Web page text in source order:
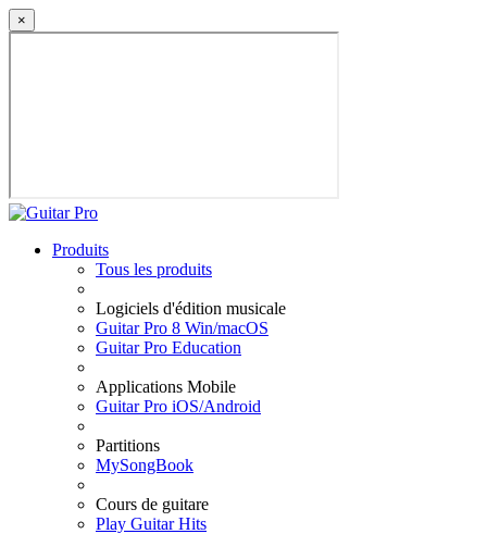
×
Produits
Tous les produits
Logiciels d'édition musicale
Guitar Pro 8 Win/macOS
Guitar Pro Education
Applications Mobile
Guitar Pro iOS/Android
Partitions
MySongBook
Cours de guitare
Play Guitar Hits